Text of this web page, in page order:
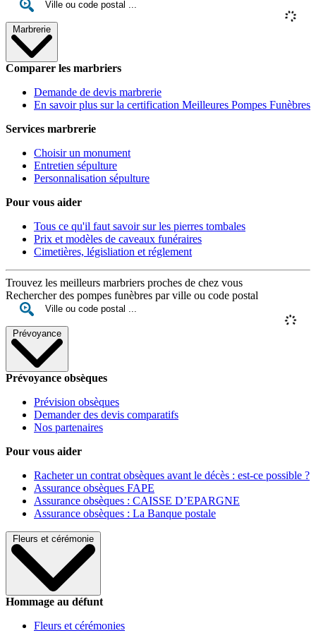
Marbrerie
Comparer les marbriers
Demande de devis marbrerie
En savoir plus sur la certification Meilleures Pompes Funèbres
Services marbrerie
Choisir un monument
Entretien sépulture
Personnalisation sépulture
Pour vous aider
Tous ce qu'il faut savoir sur les pierres tombales
Prix et modèles de caveaux funéraires
Cimetières, législiation et réglement
Trouvez les meilleurs marbriers proches de chez vous
Rechercher des pompes funèbres par ville ou code postal
Prévoyance
Prévoyance obsèques
Prévision obsèques
Demander des devis comparatifs
Nos partenaires
Pour vous aider
Racheter un contrat obsèques avant le décès : est-ce possible ?
Assurance obsèques FAPE
Assurance obsèques : CAISSE D’EPARGNE
Assurance obsèques : La Banque postale
Fleurs et cérémonie
Hommage au défunt
Fleurs et cérémonies